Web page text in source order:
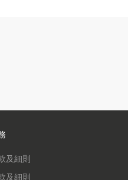
及細則
及細則